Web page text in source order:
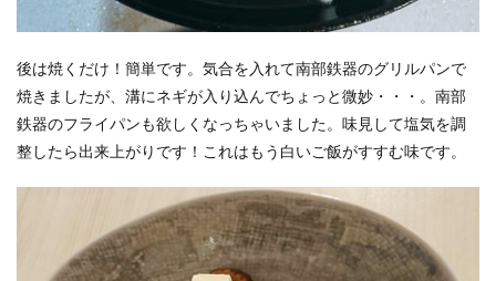
後は焼くだけ！簡単です。気合を入れて南部鉄器のグリルパンで
焼きましたが、溝にネギが入り込んでちょっと微妙・・・。南部
鉄器のフライパンも欲しくなっちゃいました。味見して塩気を調
整したら出来上がりです！これはもう白いご飯がすすむ味です。